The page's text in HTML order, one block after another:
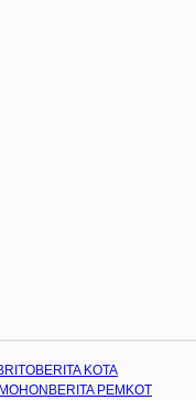
BERITA KOTA
BERITA PEMKOT